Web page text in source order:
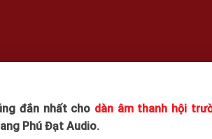
đắn nhất cho dàn âm thanh hội
Phú Đạt Audio.